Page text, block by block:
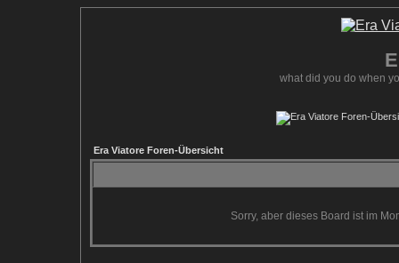
what did you do when
Era Viatore Foren-Übersicht
Sorry, aber dieses Board ist im